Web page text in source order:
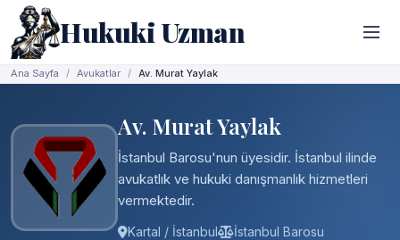
Hukuki Uzman
Ana Sayfa Avukatlar Av. Murat Yaylak
Av. Murat Yaylak
İstanbul Barosu'nun üyesidir. İstanbul ilinde
avukatlık ve hukuki danışmanlık hizmetleri
vermektedir.
Kartal / İstanbul İstanbul Barosu